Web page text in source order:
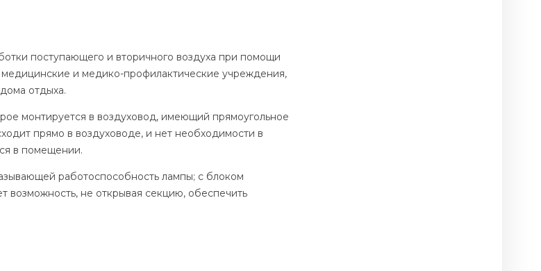
поступающего и вторичного воздуха при помощи
и медико-профилактические учреждения,
отдыха.
монтируется в воздуховод, имеющий прямоугольное
прямо в воздуховоде, и нет необходимости в
в помещении.
работоспособность лампы; с блоком
возможность, не открывая секцию, обеспечить